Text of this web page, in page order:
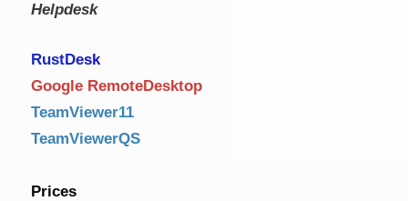
Helpdesk
RustDesk
Google RemoteDesktop
TeamViewer11
TeamViewerQS
Prices